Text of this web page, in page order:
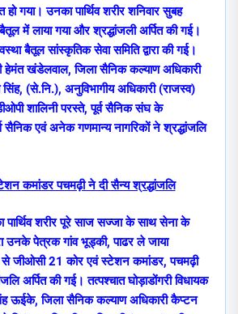
गया। उनका पार्थिव शरीर शनिवार सुबह
बैतूल में लाया गया और श्रद्धांजली अर्पित की गई।
बैतूल सांस्कृतिक सेवा समिति द्वारा की गई।
हेमंत खंडेलवाल,जिला सैनिक कल्याण अधिकारी
, (से.नि.), अनुविभागीय अधिकारी (राजस्व)
शालिनी परस्ते,पूर्व सैनिक संघ के
सैनिक एवं अनेक गणमान्य नागरिकों ने श्रद्धांजलि
कमांडर पचमढ़ी ने दी सैन्य श्रद्धांजलि
शरीर पूरे साज सज्जा के साथ सेना के
उनके पेत्रक गांव भूड्की,पाढर ले जाया
जीओसी 21 कोर एवं स्टेशन कमांडर,पचमढ़ी
अर्पित की गई। तत्पश्चात घोड़ाडोंगरी विधायक
ऊईके,जिला सैनिक कल्याण अधिकारी कैप्टन